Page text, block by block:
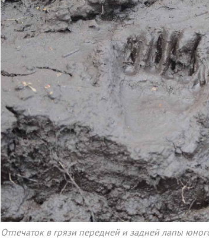
Отпечаток в грязи передней и задней лапы